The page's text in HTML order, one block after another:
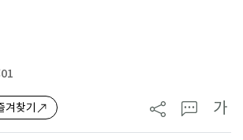
겨찾기 가